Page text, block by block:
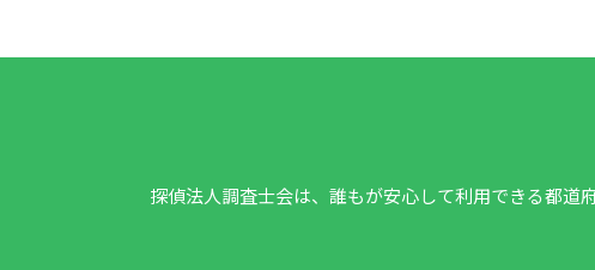
探偵法人調査士会は、誰もが安心して利用できる都